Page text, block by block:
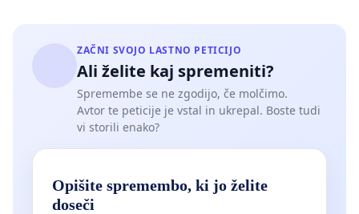
ZAČNI SVOJO LASTNO PETICIJO
Ali želite kaj spremeniti?
Spremembe se ne zgodijo, če molčimo.
Avtor te peticije je vstal in ukrepal. Boste tudi
vi storili enako?
Opišite spremembo, ki jo želite
doseči